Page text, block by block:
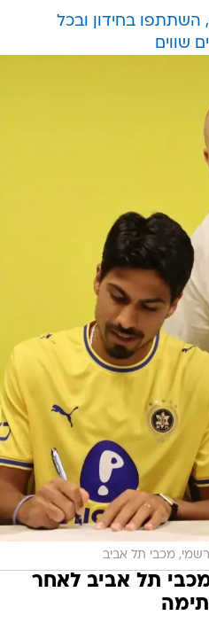
השתתפו בחידון ובכל
שווים
מכבי תל אביב
תל אביב לאחר